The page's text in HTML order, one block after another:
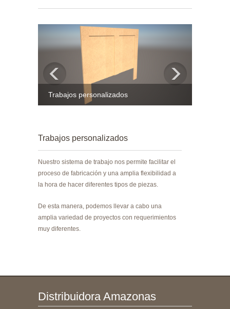
Trabajos personalizados
Trabajos personalizados
Nuestro sistema de trabajo nos permite facilitar el
proceso de fabricación y una amplia flexibilidad a
la hora de hacer diferentes tipos de piezas.
De esta manera, podemos llevar a cabo una
amplia variedad de proyectos con requerimientos
muy diferentes.
Distribuidora Amazonas